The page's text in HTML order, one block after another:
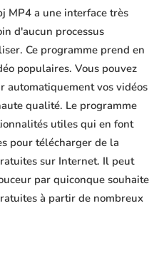
MP4 a une interface très
d'aucun processus
Ce programme prend en
populaires. Vous pouvez
automatiquement vos vidéos
qualité. Le programme
utiles qui en font
pour télécharger de la
sur Internet. Il peut
par quiconque souhaite
à partir de nombreux